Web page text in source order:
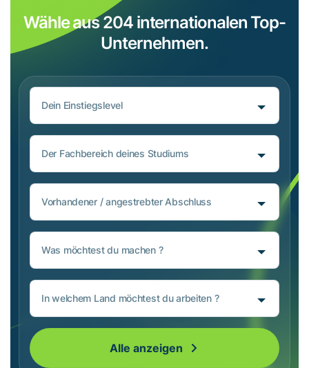
Wähle aus 204 internationalen Top-
Unternehmen.
Dein Einstiegslevel
Was möchtest du machen ?
Der Fachbereich deines Studiums
In welchem Land möchtest du arbeiten ?
Vorhandener / angestrebter Abschluss
Alle anzeigen